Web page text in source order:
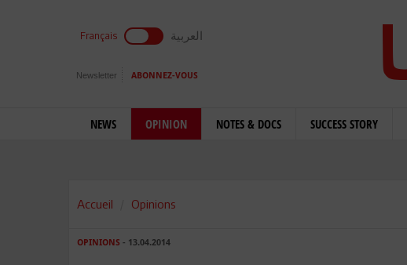
Français العربية
Newsletter ABONNEZ-VOUS
NEWS OPINION NOTES & DOCS SUCCESS STORY
Accueil Opinions
OPINIONS - 13.04.2014